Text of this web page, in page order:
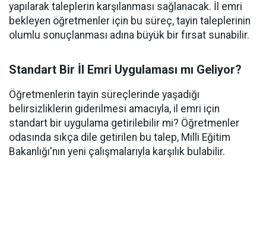
yapılarak taleplerin karşılanması sağlanacak. İl emri
bekleyen öğretmenler için bu süreç, tayin taleplerinin
olumlu sonuçlanması adına büyük bir fırsat sunabilir.
Standart Bir İl Emri Uygulaması mı Geliyor?
Öğretmenlerin tayin süreçlerinde yaşadığı
belirsizliklerin giderilmesi amacıyla, il emri için
standart bir uygulama getirilebilir mi? Öğretmenler
odasında sıkça dile getirilen bu talep, Milli Eğitim
Bakanlığı'nın yeni çalışmalarıyla karşılık bulabilir.